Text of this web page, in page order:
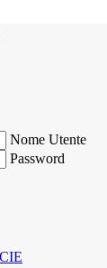
Nome Utente
Password